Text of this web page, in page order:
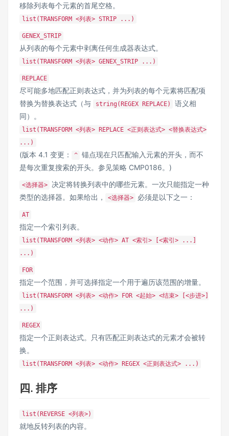
移除列表每个元素的首尾空格。
list(TRANSFORM <列表> STRIP ...)
GENEX_STRIP
从列表的每个元素中剥离任何生成器表达式。
list(TRANSFORM <列表> GENEX_STRIP ...)
REPLACE
尽可能多地匹配正则表达式，并为列表的每个元素将匹配项
替换为替换表达式（与
string(REGEX REPLACE)
语义相
同）。
list(TRANSFORM <列表> REPLACE <正则表达式> <替换表达式>
...)
(版本 4.1 变更： ^ 锚点现在只匹配输入元素的开头，而不
是每次重复搜索的开头。参见策略 CMP0186。)
<选择器>
决定将转换列表中的哪些元素。一次只能指定一种
类型的选择器。如果给出，
<选择器> 必须是以下之一：
AT
指定一个索引列表。
list(TRANSFORM <列表> <动作> AT <索引> [<索引> ...]
...)
FOR
指定一个范围，并可选择指定一个用于遍历该范围的增量。
list(TRANSFORM <列表> <动作> FOR <起始> <结束> [<步进>]
...)
REGEX
指定一个正则表达式。只有匹配正则表达式的元素才会被转
换。
list(TRANSFORM <列表> <动作> REGEX <正则表达式> ...)
四. 排序
list(REVERSE <列表>)
就地反转列表的内容。